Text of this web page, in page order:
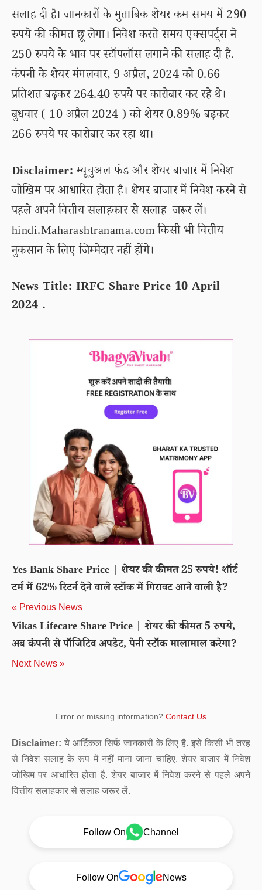
सलाह दी है। जानकारों के मुताबिक शेयर कम समय में 290
रुपये की कीमत छू लेगा। निवेश करते समय एक्सपर्ट्स ने
250 रुपये के भाव पर स्टॉपलॉस लगाने की सलाह दी है.
कंपनी के शेयर मंगलवार, 9 अप्रैल, 2024 को 0.66
प्रतिशत बढ़कर 264.40 रुपये पर कारोबार कर रहे थे।
बुधवार ( 10 अप्रैल 2024 ) को शेयर 0.89% बढ़कर
266 रुपये पर कारोबार कर रहा था।
Disclaimer:म्यूचुअल फंड और शेयर बाजार में निवेश
जोखिम पर आधारित होता है। शेयर बाजार में निवेश करने से
पहले अपने वित्तीय सलाहकार से सलाह जरूर लें।
hindi.Maharashtranama.com किसी भी वित्तीय
नुकसान के लिए जिम्मेदार नहीं होंगे।
News Title: IRFC Share Price 10 April
2024 .
Yes Bank Share Price | शेयर की कीमत 25 रुपये! शॉर्ट
टर्म में 62% रिटर्न देने वाले स्टॉक में गिरावट आने वाली है?
« Previous News
Vikas Lifecare Share Price | शेयर की कीमत 5 रुपये,
अब कंपनी से पॉजिटिव अपडेट, पेनी स्टॉक मालामाल करेगा?
Next News »
Error or missing information? Contact Us
Disclaimer: ये आर्टिकल सिर्फ जानकारी के लिए है. इसे किसी भी तरह
से निवेश सलाह के रूप में नहीं माना जाना चाहिए. शेयर बाजार में निवेश
जोखिम पर आधारित होता है. शेयर बाजार में निवेश करने से पहले अपने
वित्तीय सलाहकार से सलाह जरूर लें.
Follow On Channel
Follow On News